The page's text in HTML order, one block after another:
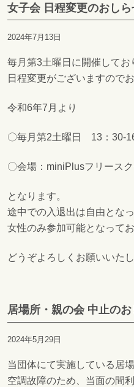
女子会 日程変更のおしら
2024年7月13日
毎月第3土曜日に開催してお
日程変更がございますので
令和6年7月より
〇毎月第2土曜日 13：30-
〇会場：miniPlusフリース
となります。
途中での入退出は自由とな
女性のみ参加可能となってお
どうぞよろしくお願いいたし
居場所・親の会 中止の
2024年5月29日
当団体にて実施している居
空調故障のため、当面の間